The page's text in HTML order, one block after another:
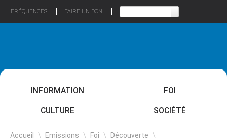
FRÉQUENCES FAIRE UN DON
INFORMATION FOI
CULTURE SOCIÉTÉ
Accueil \ Emissions \ Foi \ Découverte \